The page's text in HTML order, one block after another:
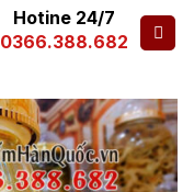
Hotine 24/7
0366.388.682